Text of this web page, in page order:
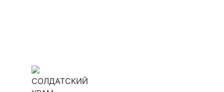
СОЛДАТСКИЙ